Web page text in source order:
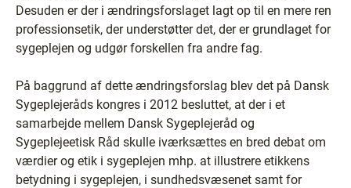
Desuden er der i ændringsforslaget lagt op til en mere ren
professionsetik, der understøtter det, der er grundlaget for
sygeplejen og udgør forskellen fra andre fag.
På baggrund af dette ændringsforslag blev det på Dansk
Sygeplejeråds kongres i 2012 besluttet, at der i et
samarbejde mellem Dansk Sygeplejeråd og
Sygeplejeetisk Råd skulle iværksættes en bred debat om
værdier og etik i sygeplejen mhp. at illustrere etikkens
betydning i sygeplejen, i sundhedsvæsenet samt for